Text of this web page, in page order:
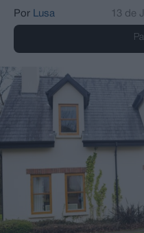
Por Lusa 13 de